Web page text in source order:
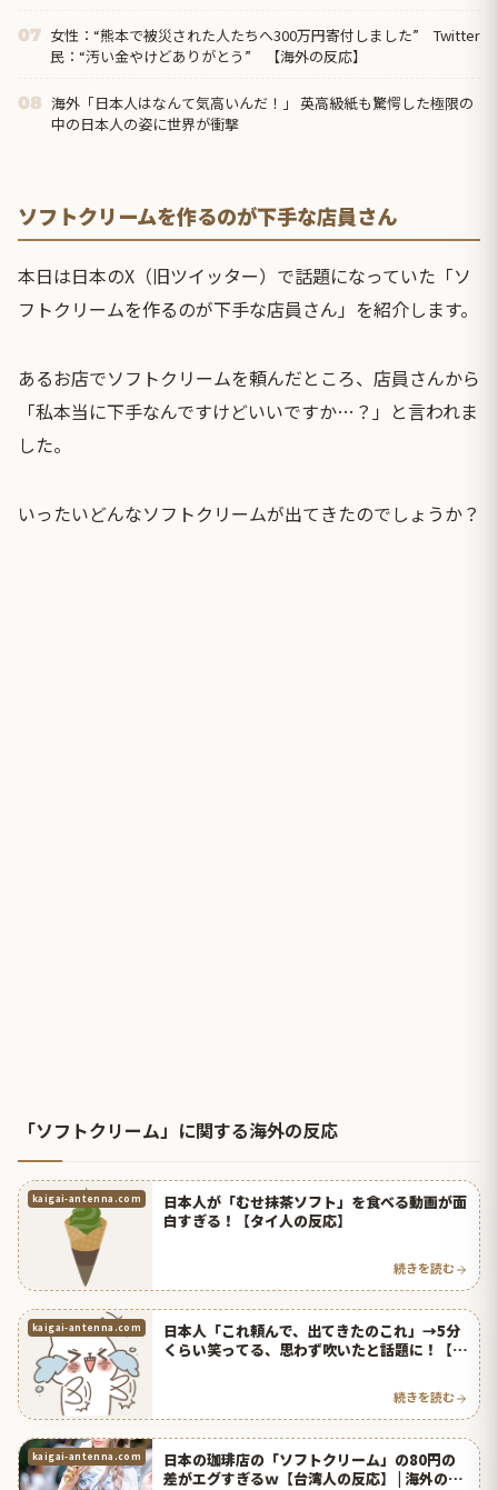
07 女性：“熊本で被災された人たちへ300万円寄付しました” Twitter
民：“汚い金やけどありがとう” 【海外の反応】
08 海外「日本人はなんて気高いんだ！」 英高級紙も驚愕した極限の
中の日本人の姿に世界が衝撃
ソフトクリームを作るのが下手な店員さん
本日は日本のX（旧ツイッター）で話題になっていた「ソ
フトクリームを作るのが下手な店員さん」を紹介します。
あるお店でソフトクリームを頼んだところ、店員さんから
「私本当に下手なんですけどいいですか…？」と言われま
した。
いったいどんなソフトクリームが出てきたのでしょうか？
「ソフトクリーム」に関する海外の反応
kaigai-antenna.com
日本人が「むせ抹茶ソフト」を食べる動画が面
白すぎる！【タイ人の反応】
続きを読む
kaigai-antenna.com
日本人「これ頼んで、出てきたのこれ」→5分
くらい笑ってる、思わず吹いたと話題に！【タ
続きを読む
kaigai-antenna.com
日本の珈琲店の「ソフトクリーム」の80円の
差がエグすぎるｗ【台湾人の反応】 | 海外の反